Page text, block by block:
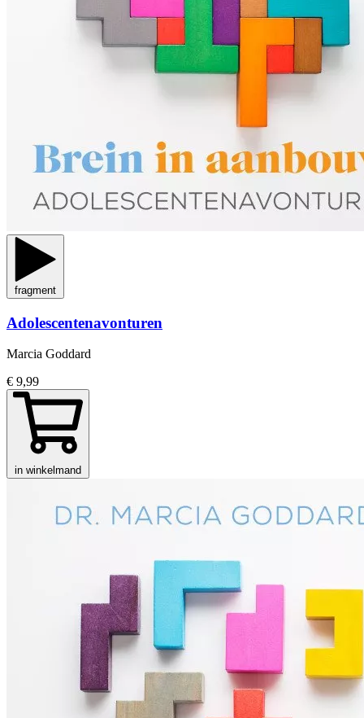
fragment
Adolescentenavonturen
Marcia Goddard
€ 9,99
in winkelmand